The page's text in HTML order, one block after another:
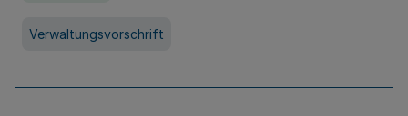
Verwaltungsvorschrift